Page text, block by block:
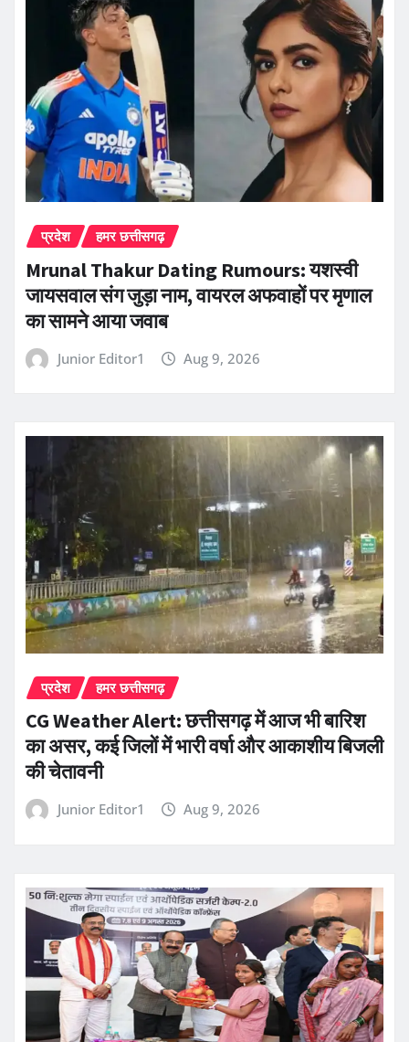
प्रदेश हमर छत्तीसगढ़
Mrunal Thakur Dating Rumours: यशस्वी
जायसवाल संग जुड़ा नाम, वायरल अफवाहों पर मृणाल
का सामने आया जवाब
Junior Editor1 Aug 9, 2026
प्रदेश हमर छत्तीसगढ़
CG Weather Alert: छत्तीसगढ़ में आज भी बारिश
का असर, कई जिलों में भारी वर्षा और आकाशीय बिजली
की चेतावनी
Junior Editor1 Aug 9, 2026